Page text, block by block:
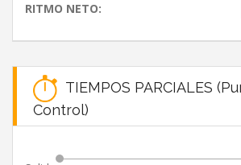
RITMO NETO:
TIEMPOS PARCIALES
Control)